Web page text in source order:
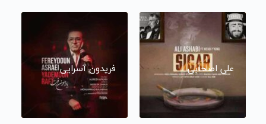
علی اصحابی فریدون آسرایی